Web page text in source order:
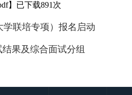
】已下载891次
联培专项）报名启动
果及综合面试分组